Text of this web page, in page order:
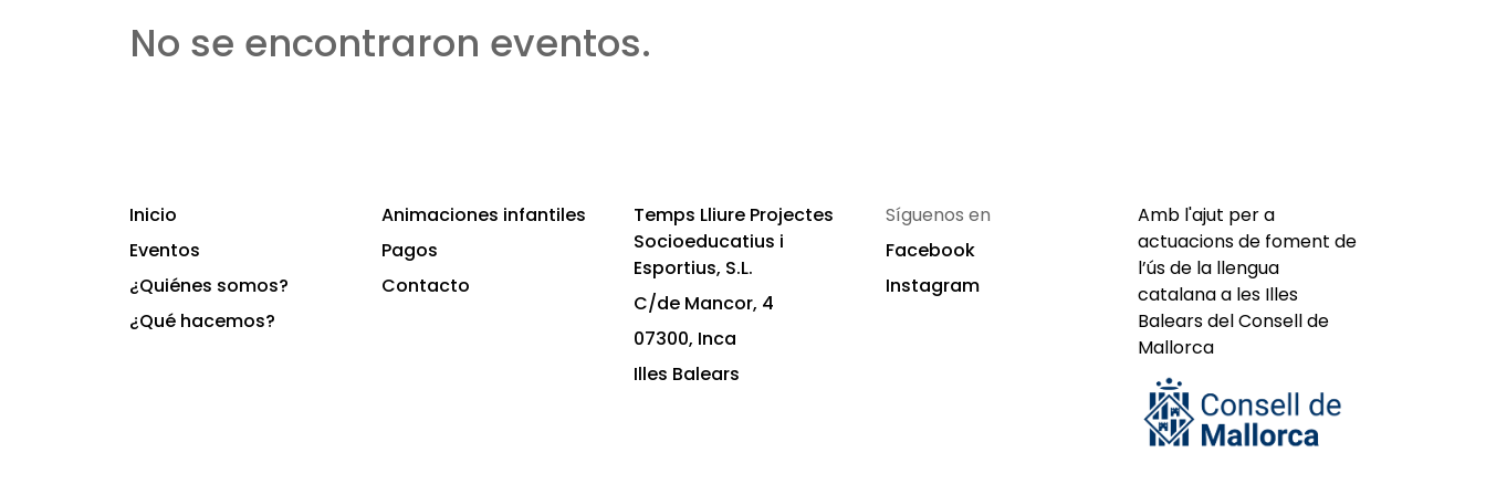
No se encontraron eventos.
Inicio
Eventos
¿Quiénes somos?
¿Qué hacemos?
Animaciones infantiles
Pagos
Contacto
Temps Lliure Projectes
Socioeducatius i
Esportius, S.L.
C/de Mancor, 4
07300, Inca
Illes Balears
Síguenos en
Facebook
Instagram
Amb l'ajut per a
actuacions de foment de
l’ús de la llengua
catalana a les Illes
Balears del Consell de
Mallorca